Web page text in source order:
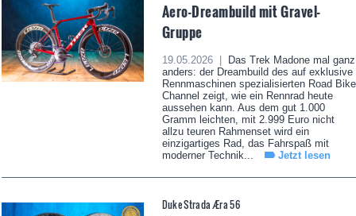
Aero-Dreambuild mit Gravel-
Gruppe
19.05.2026 |
Das Trek Madone mal ganz
anders: der Dreambuild des auf exklusive
Rennmaschinen spezialisierten Road Bike
Channel zeigt, wie ein Rennrad heute
aussehen kann. Aus dem gut 1.000
Gramm leichten, mit 2.999 Euro nicht
allzu teuren Rahmenset wird ein
einzigartiges Rad, das Fahrspaß mit
moderner Technik...
Jetzt lesen
Duke Strada Æra 56